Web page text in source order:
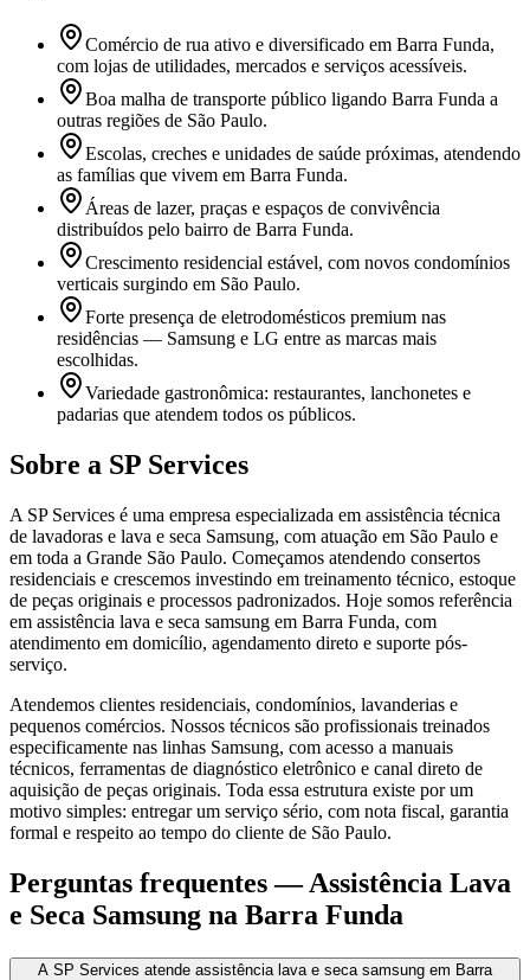
Comércio de rua ativo e diversificado em Barra Funda,
com lojas de utilidades, mercados e serviços acessíveis.
Boa malha de transporte público ligando Barra Funda a
outras regiões de São Paulo.
Escolas, creches e unidades de saúde próximas, atendendo
as famílias que vivem em Barra Funda.
Áreas de lazer, praças e espaços de convivência
distribuídos pelo bairro de Barra Funda.
Crescimento residencial estável, com novos condomínios
verticais surgindo em São Paulo.
Forte presença de eletrodomésticos premium nas
residências — Samsung e LG entre as marcas mais
escolhidas.
Variedade gastronômica: restaurantes, lanchonetes e
padarias que atendem todos os públicos.
Sobre a SP Services
A SP Services é uma empresa especializada em assistência técnica
de lavadoras e lava e seca Samsung, com atuação em São Paulo e
em toda a Grande São Paulo. Começamos atendendo consertos
residenciais e crescemos investindo em treinamento técnico, estoque
de peças originais e processos padronizados. Hoje somos referência
em assistência lava e seca samsung em Barra Funda, com
atendimento em domicílio, agendamento direto e suporte pós-
serviço.
Atendemos clientes residenciais, condomínios, lavanderias e
pequenos comércios. Nossos técnicos são profissionais treinados
especificamente nas linhas Samsung, com acesso a manuais
técnicos, ferramentas de diagnóstico eletrônico e canal direto de
aquisição de peças originais. Toda essa estrutura existe por um
motivo simples: entregar um serviço sério, com nota fiscal, garantia
formal e respeito ao tempo do cliente de São Paulo.
Perguntas frequentes —Assistência Lava
e Seca Samsung na Barra Funda
A SP Services atende assistência lava e seca samsung em Barra